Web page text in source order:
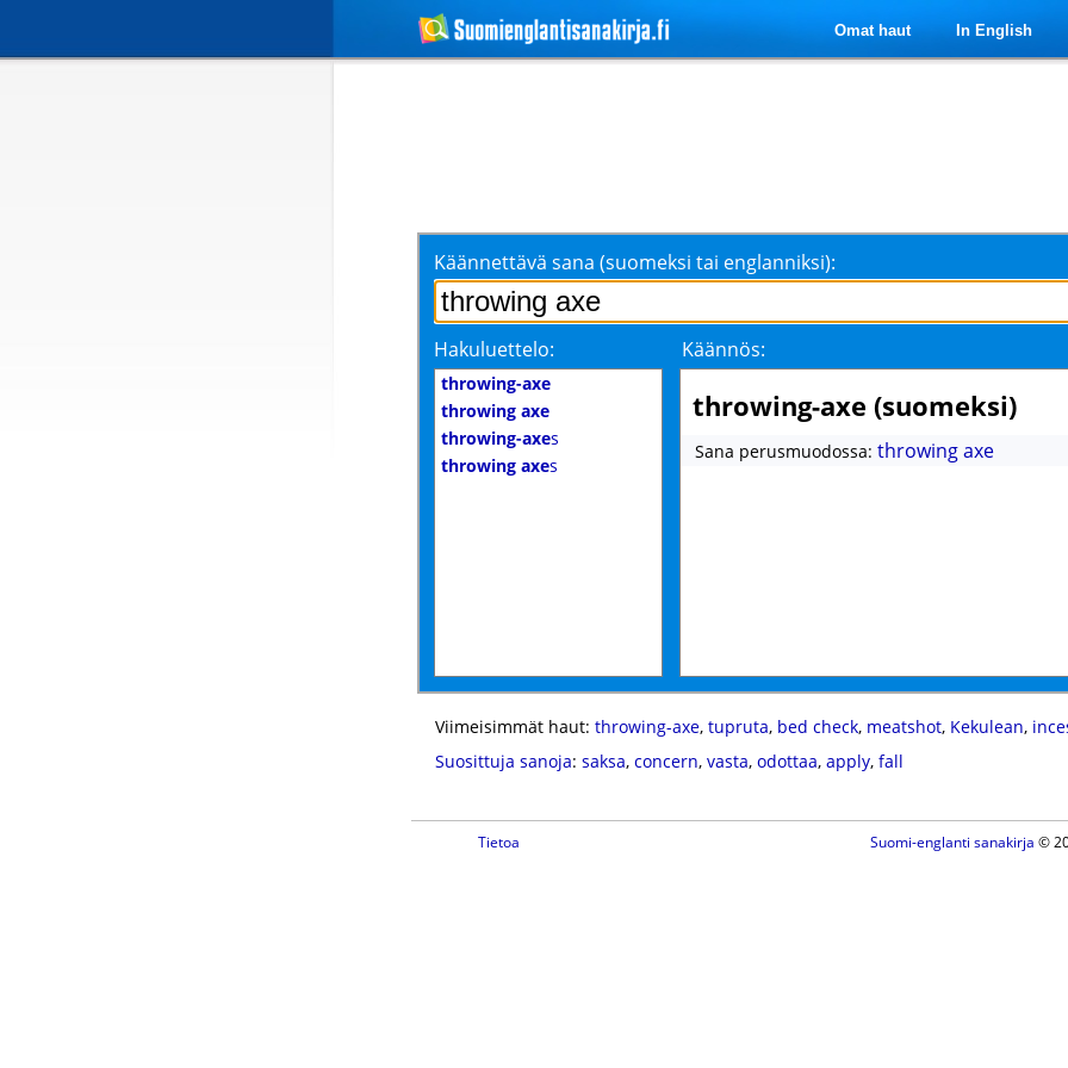
Omat haut In English
Käännettävä sana (suomeksi tai englanniksi):
Hakuluettelo: Käännös:
throwing-axe
throwing axe
throwing-axes
throwing axes
throwing-axe (suomeksi)
Sana perusmuodossa: throwing axe
Viimeisimmät haut: throwing-axe, tupruta, bed check, meatshot, Kekulean,
Suosittuja sanoja: saksa, concern, vasta, odottaa, apply, fall
Tietoa Suomi-englanti sanakirja ©